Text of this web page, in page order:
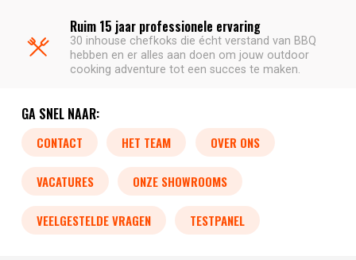
Ruim 15 jaar professionele ervaring
30 inhouse chefkoks die écht verstand van BBQ
hebben en er alles aan doen om jouw outdoor
cooking adventure tot een succes te maken.
GA SNEL NAAR:
CONTACT HET TEAM OVER ONS
VACATURES ONZE SHOWROOMS
VEELGESTELDE VRAGEN TESTPANEL